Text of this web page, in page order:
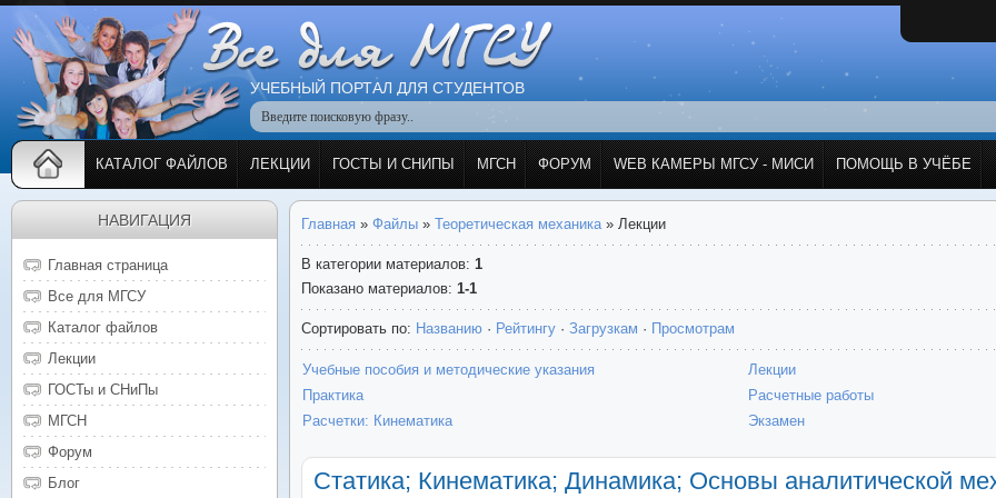
УЧЕБНЫЙ ПОРТАЛ ДЛЯ СТУДЕНТОВ
КАТАЛОГ ФАЙЛОВ ЛЕКЦИИ ГОСТЫ И СНИПЫ МГСН ФОРУМ WEB КАМЕРЫ МГСУ - МИСИ ПОМОЩЬ В УЧЁБЕ
Главная » Файлы » Теоретическая механика» Лекции
В категории материалов: 1
Показано материалов: 1-1
Сортировать по: Названию · Рейтингу · Загрузкам · Просмотрам
Учебные пособия и методические указания
Лекции
Практика
Расчетные работы
Расчетки: Кинематика
Экзамен
Статика; Кинематика; Динамика; Основы аналитической
НАВИГАЦИЯ
Главная страница
Все для МГСУ
Каталог файлов
Лекции
ГОСТы и СНиПы
МГСН
Форум
Блог